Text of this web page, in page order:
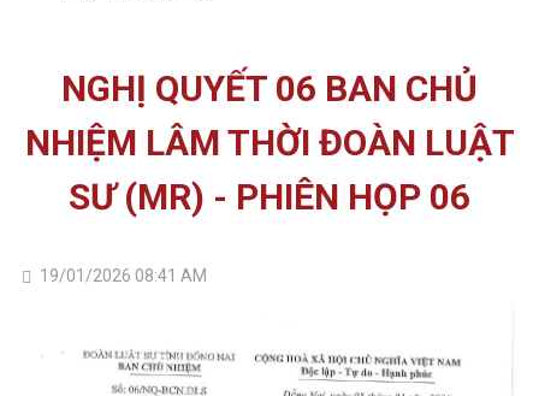
NGHỊ QUYẾT 06 BAN CHỦ
NHIỆM LÂM THỜI ĐOÀN LUẬT
SƯ (MR) - PHIÊN HỌP 06
19/01/2026 08:41 AM